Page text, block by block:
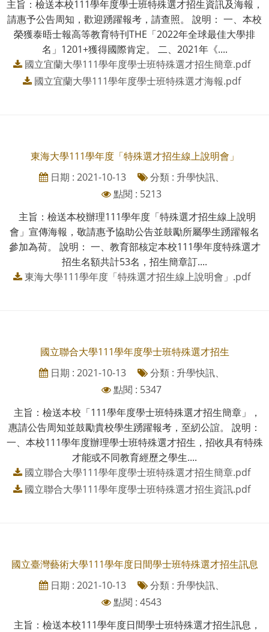
主旨：檢送本校111學年度學士班特殊選才招生資訊及海報，
請惠予公告周知，歡迎踴躍報考，請查照。 說明： 一、本校
榮獲泰晤士報高等教育特刊THE「2022年全球最佳大學排
名」1201+獲得國際肯定。 二、2021年《....
國立宜蘭大學111學年度學士班特殊選才招生簡章.pdf
國立宜蘭大學111學年度學士班特殊選才海報.pdf
東海大學111學年度「特殊選才招生線上說明會」
日期 : 2021-10-13
分類 : 升學快訊、
點閱 : 5213
主旨：檢送本校辦理111學年度「特殊選才招生線上說明
會」宣傳海報，敬請惠予協助公告並鼓勵所屬學生踴躍報名
參加為荷。 說明： 一、教育部核定本校111學年度特殊選才
招生名額共計53名，招生簡章訂....
東海大學111學年度「特殊選才招生線上說明會」.pdf
國立聯合大學111學年度學士班特殊選才招生
日期 : 2021-10-13
分類 : 升學快訊、
點閱 : 5347
主旨：檢送本校「111學年度學士班特殊選才招生簡章」，
惠請公告周知並鼓勵貴校學生踴躍報考，至紉公誼。 說明：
一、本校111學年度辦理學士班特殊選才招生，招收具有特殊
才能或不同教育經歷之學生....
國立聯合大學111學年度學士班特殊選才招生簡章.pdf
國立聯合大學111學年度學士班特殊選才招生資訊.pdf
國立臺灣藝術大學111學年度日間學士班特殊選才招生訊息
日期 : 2021-10-13
分類 : 升學快訊、
點閱 : 4543
主旨：檢送本校111學年度日間學士班特殊選才招生訊息，